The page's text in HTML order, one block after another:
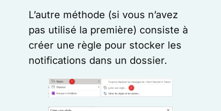
L’autre méthode (si vous n’avez
pas utilisé la première) consiste à
créer une règle pour stocker les
notifications dans un dossier.